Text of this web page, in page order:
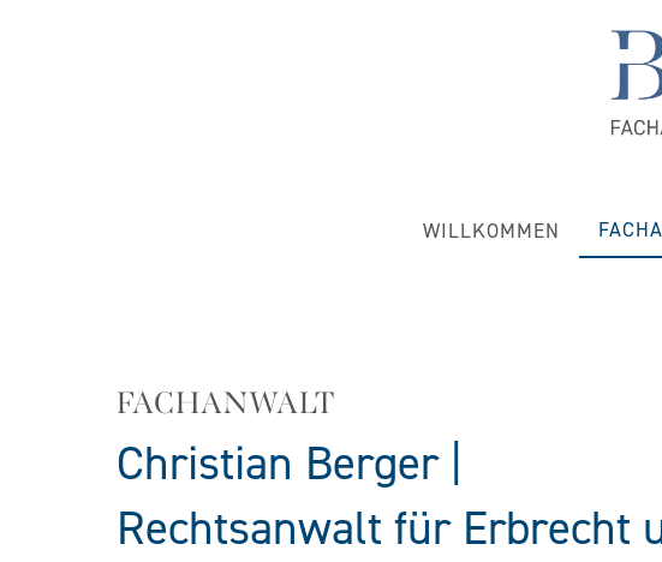
WILLKOMMEN
FACHANWALT
Christian Berger |
Rechtsanwalt für Erbrecht